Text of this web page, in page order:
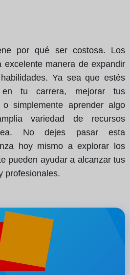
por qué ser costosa. Los
excelente manera de expandir
Ya sea que estés
en tu carrera, mejorar tus
o simplemente aprender algo
variedad de recursos
No dejes pasar esta
hoy mismo a explorar los
pueden ayudar a alcanzar tus
profesionales.